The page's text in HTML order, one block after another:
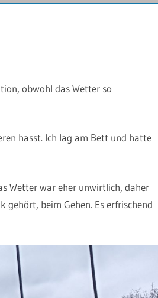
obwohl das Wetter so
hasst. Ich lag am Bett und hatte
Wetter war eher unwirtlich, daher
beim Gehen. Es erfrischend